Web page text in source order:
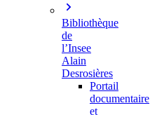
Bibliothèque
de
l’Insee
Alain
Desrosières
Portail
documentaire
et